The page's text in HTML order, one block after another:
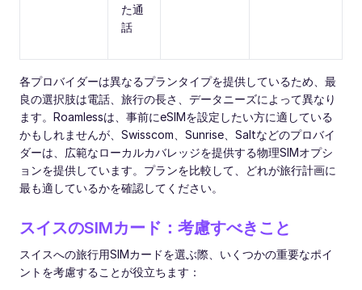
た通
話
各プロバイダーは異なるプランタイプを提供しているため、最
良の選択肢は電話、旅行の長さ、データニーズによって異なり
ます。Roamlessは、事前にeSIMを設定したい方に適している
かもしれませんが、Swisscom、Sunrise、Saltなどのプロバイ
ダーは、広範なローカルカバレッジを提供する物理SIMオプシ
ョンを提供しています。プランを比較して、どれが旅行計画に
最も適しているかを確認してください。
スイスのSIMカード：考慮すべきこと
スイスへの旅行用SIMカードを選ぶ際、いくつかの重要なポイ
ントを考慮することが役立ちます：